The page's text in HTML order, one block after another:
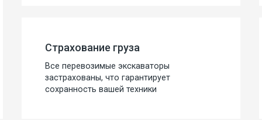
Страхование груза
Все перевозимые экскаваторы
застрахованы, что гарантирует
сохранность вашей техники